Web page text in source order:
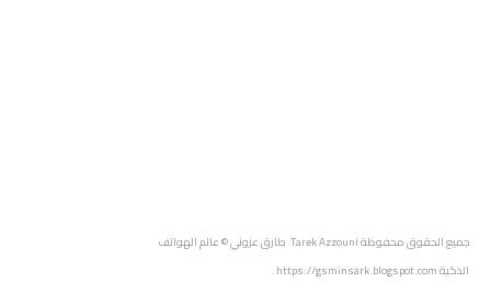
جميع الحقوق محفوظةTarek Azzouni طارق عزوني
© عالم الهواتف
الذكيةhttps://gsminsark.blogspot.com
.